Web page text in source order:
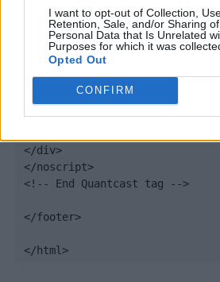
I want to opt-out of Collection,
Retention, Sale, and/or Sharing
Personal Data that Is Unrelated
Purposes for which it was
Opted Out
CONFIRM
</script>
<noscript>
<div style="display:none;">
<img src="//
DBzg7zw2NMsnc.gif" border="0"
</div>
</noscript>
<!-- End Quantcast tag -->
</footer>
</html>